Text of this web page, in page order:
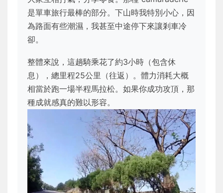
是單車旅行最棒的部分。下山時我特別小心，因
為路面有些潮濕，我甚至中途停下來讓剎車冷
卻。
整體來說，這趟騎乘花了約3小時（包含休
息），總里程25公里（往返）。體力消耗大概
相當於跑一場半程馬拉松。如果你成功攻頂，那
種成就感真的難以形容。